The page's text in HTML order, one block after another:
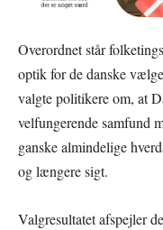
Overordnet står
optik for de danske
valgte politikere om, at
velfungerende samfund
ganske almindelige
og længere sigt.
Valgresultatet afspejler